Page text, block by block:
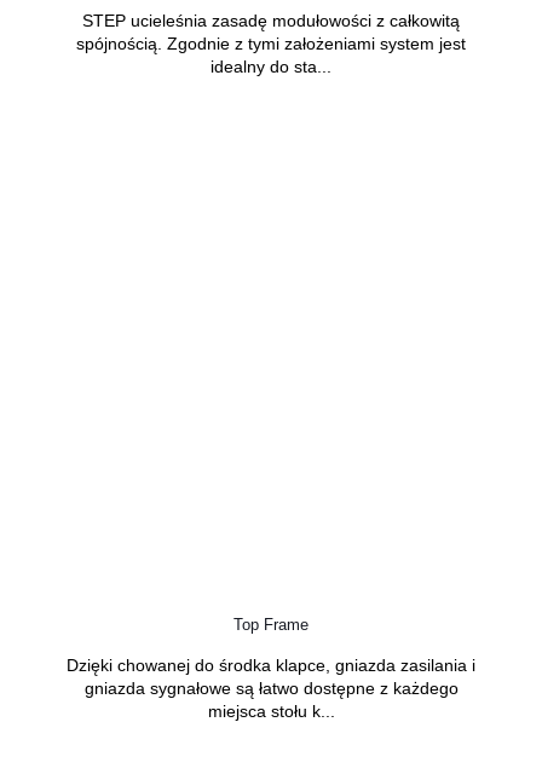
STEP ucieleśnia zasadę modułowości z całkowitą
spójnością. Zgodnie z tymi założeniami system jest
idealny do sta...
Top Frame
Dzięki chowanej do środka klapce, gniazda zasilania i
gniazda sygnałowe są łatwo dostępne z każdego
miejsca stołu k...